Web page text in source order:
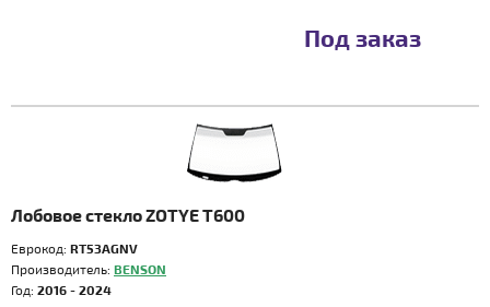
Под заказ
Лобовое стекло ZOTYE T600
Еврокод: RT53AGNV
Производитель: BENSON
Год: 2016 - 2024